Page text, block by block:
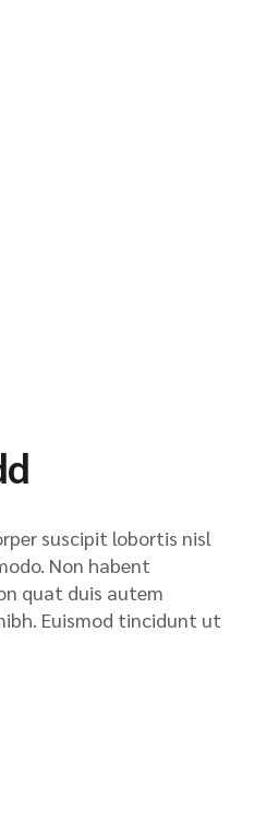
suscipit lobortis nisl
Non habent
quat duis autem
Euismod tincidunt ut